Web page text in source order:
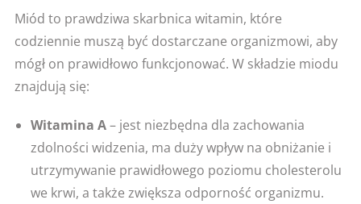
Miód to prawdziwa skarbnica witamin, które
codziennie muszą być dostarczane organizmowi, aby
mógł on prawidłowo funkcjonować. W składzie miodu
znajdują się:
Witamina A– jest niezbędna dla zachowania
zdolności widzenia, ma duży wpływ na obniżanie i
utrzymywanie prawidłowego poziomu cholesterolu
we krwi, a także zwiększa odporność organizmu.